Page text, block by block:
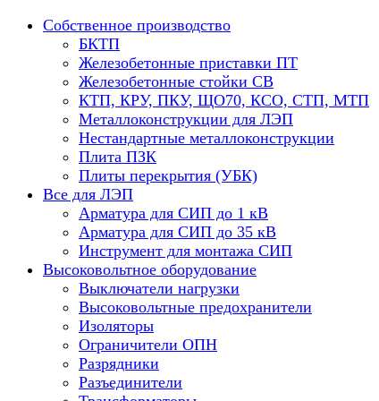
Собственное производство
БКТП
Железобетонные приставки ПТ
Железобетонные стойки СВ
КТП, КРУ, ПКУ, ЩО70, КСО, СТП, МТП
Металлоконструкции для ЛЭП
Нестандартные металлоконструкции
Плита ПЗК
Плиты перекрытия (УБК)
Все для ЛЭП
Арматура для СИП до 1 кВ
Арматура для СИП до 35 кВ
Инструмент для монтажа СИП
Высоковольтное оборудование
Выключатели нагрузки
Высоковольтные предохранители
Изоляторы
Ограничители ОПН
Разрядники
Разъединители